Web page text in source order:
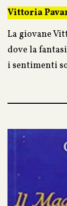
Vittoria
La giovane
dove la
i sentimenti